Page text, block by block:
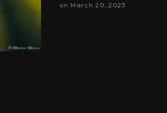
on March 20, 2023